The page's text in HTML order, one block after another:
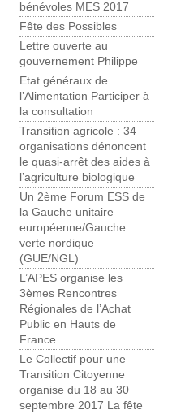
bénévoles MES 2017
Fête des Possibles
Lettre ouverte au
gouvernement Philippe
Etat généraux de
l’Alimentation Participer à
la consultation
Transition agricole : 34
organisations dénoncent
le quasi-arrêt des aides à
l’agriculture biologique
Un 2ème Forum ESS de
la Gauche unitaire
européenne/Gauche
verte nordique
(GUE/NGL)
L’APES organise les
3èmes Rencontres
Régionales de l’Achat
Public en Hauts de
France
Le Collectif pour une
Transition Citoyenne
organise du 18 au 30
septembre 2017 La fête